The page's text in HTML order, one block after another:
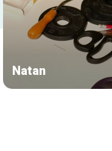
Natan